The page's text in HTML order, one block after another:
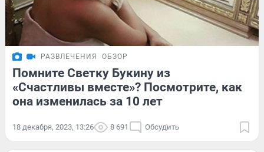
РАЗВЛЕЧЕНИЯ ОБЗОР
Помните Светку Букину из
«Счастливы вместе»? Посмотрите, как
она изменилась за 10 лет
18 декабря, 2023, 13:26 8 691 Обсудить